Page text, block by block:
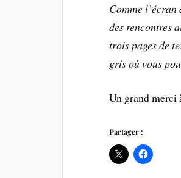
Comme
des rencontres
trois pages de
gris où vous
Un grand merci
Partager :